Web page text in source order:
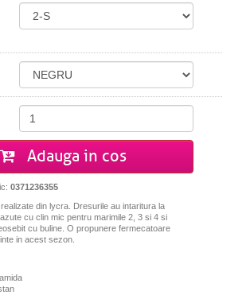
Adauga in cos
0371236355
din lycra. Dresurile au intaritura la
cu clin mic pentru marimile 2, 3 si 4 si
cu buline. O propunere fermecatoare
in acest sezon.